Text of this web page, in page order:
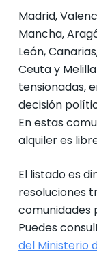
Madrid,
Mancha,
León,
Ceuta y
tensionadas,
decisión
En estas
alquiler es
El listado es
resoluciones
comunidades
Puedes
del Ministerio